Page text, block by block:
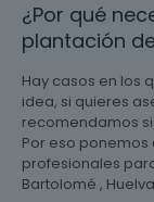
¿Por qué
plantación
Hay casos en los
idea, si quieres
recomendamos
Por eso ponemos
profesionales
Bartolomé ,